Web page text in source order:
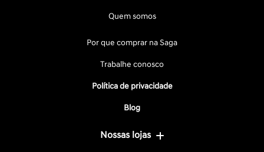
Quem somos
Por que comprar na Saga
Trabalhe conosco
Política de privacidade
Blog
Nossas lojas